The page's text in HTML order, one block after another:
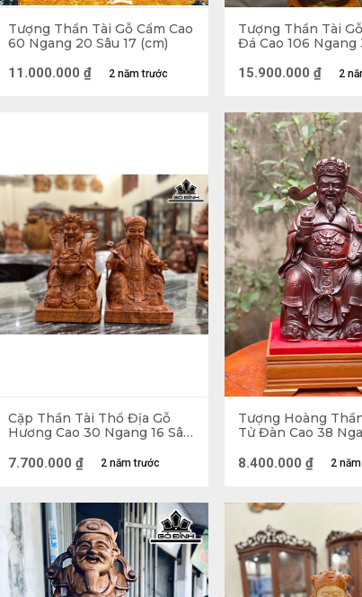
Thần Tài là ai?
Tượng Thần Tài Gỗ Cẩm Cao
60 Ngang 20 Sâu 17 (cm)
2 năm trước
11.000.000 ₫
Tượng Thần Tài
Đá Cao 106 Ngang
2
15.900.000 ₫
Cặp Thần Tài Thổ Địa Gỗ
Hương Cao 30 Ngang 16 Sâu
2 năm trước
7.700.000 ₫
Tượng Hoàng
Tử Đàn Cao 38
2
8.400.000 ₫